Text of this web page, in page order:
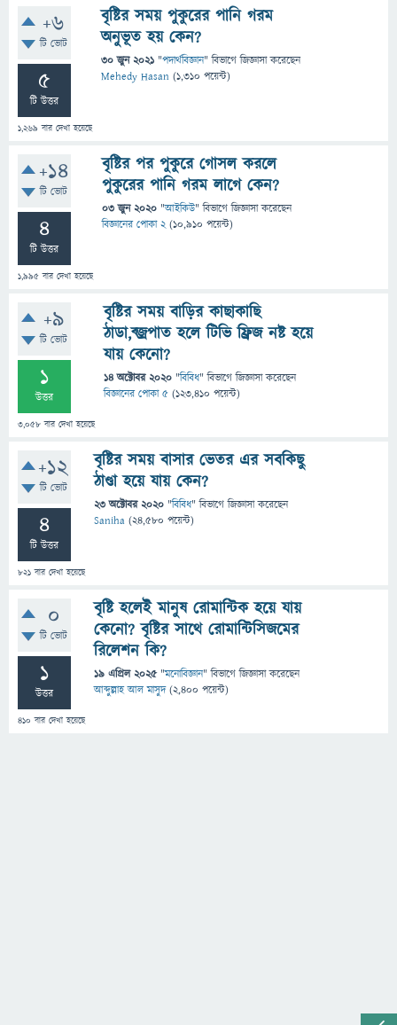
+6
টি ভোট
5
টি উত্তর
1,269 বার দেখা হয়েছে
বৃষ্টির সময় পুকুরের পানি গরম
অনুভূত হয় কেন?
30 জুন 2021 "পদার্থবিজ্ঞান" বিভাগে জিজ্ঞাসাকরেছেন
Mehedy Hasan (1,310 পয়েন্ট)
+14
টি ভোট
4
টি উত্তর
1,995 বার দেখা হয়েছে
বৃষ্টির পর পুকুরে গোসল করলে
পুকুরের পানি গরম লাগে কেন?
03 জুন 2020 "আইকিউ" বিভাগে জিজ্ঞাসাকরেছেন
বিজ্ঞানের পোকা 2 (10,910 পয়েন্ট)
+9
টি ভোট
1
উত্তর
3,058 বার দেখা হয়েছে
বৃষ্টির সময় বাড়ির কাছাকাছি
ঠাডা,ব্জ্রপাত হলে টিভি ফ্রিজ নষ্ট হয়ে
যায় কেনো?
14 অক্টোবর 2020 "বিবিধ" বিভাগে জিজ্ঞাসাকরেছেন
বিজ্ঞানের পোকা ৫ (123,410 পয়েন্ট)
+12
টি ভোট
4
টি উত্তর
821 বার দেখা হয়েছে
বৃষ্টির সময় বাসার ভেতর এর সবকিছু
ঠাণ্ডা হয়ে যায় কেন?
23 অক্টোবর 2020 "বিবিধ" বিভাগে জিজ্ঞাসাকরেছেন
Saniha (24,580 পয়েন্ট)
0
টি ভোট
1
উত্তর
410 বার দেখা হয়েছে
বৃষ্টি হলেই মানুষ রোমান্টিক হয়ে যায়
কেনো? বৃষ্টির সাথে রোমান্টিসিজমের
রিলেশন কি?
19 এপ্রিল 2025 "মনোবিজ্ঞান" বিভাগে জিজ্ঞাসাকরেছেন
আব্দুল্লাহ আল মাসুদ (2,400 পয়েন্ট)